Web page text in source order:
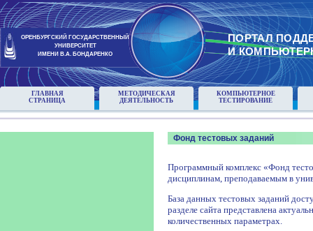
ОРЕНБУРГСКИЙ ГОСУДАРСТВЕННЫЙ
УНИВЕРСИТЕТ
ИМЕНИ В.А. БОНДАРЕНКО
ПОРТАЛ
И
ГЛАВНАЯ
СТРАНИЦА
МЕТОДИЧЕСКАЯ
ДЕЯТЕЛЬНОСТЬ
КОМПЬЮТЕРНОЕ
ТЕСТИРОВАНИЕ
Фонд тестовых заданий
Программный комплекс «Фонд
дисциплинам, преподаваемым в
База данных тестовых заданий
разделе сайта представлена
количественных параметрах.